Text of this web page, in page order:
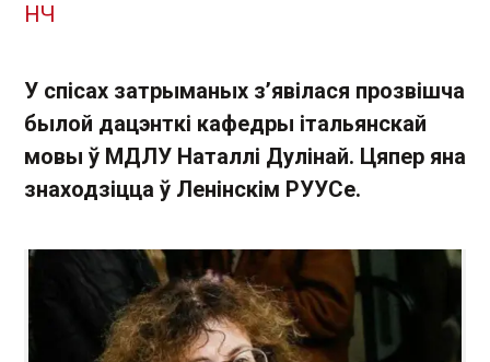
НЧ
У спісах затрыманых з’явілася прозвішча
былой дацэнткі кафедры італьянскай
мовы ў МДЛУ Наталлі Дулінай. Цяпер яна
знаходзіцца ў Ленінскім РУУСе.